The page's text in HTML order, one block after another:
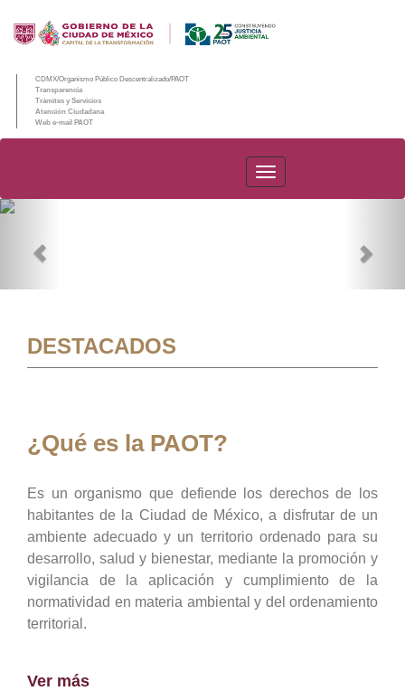
CDMX/Organismo Público Descentralizado/PAOT
Transparencia
Trámites y Servicios
Atención Ciudadana
Web e-mail PAOT
PAOT
DESTACADOS
¿Qué es la PAOT?
Es un organismo que defiende los derechos de los
habitantes de la Ciudad de México, a disfrutar de un
ambiente adecuado y un territorio ordenado para su
desarrollo, salud y bienestar, mediante la promoción y
vigilancia de la aplicación y cumplimiento de la
normatividad en materia ambiental y del ordenamiento
territorial.
Ver más